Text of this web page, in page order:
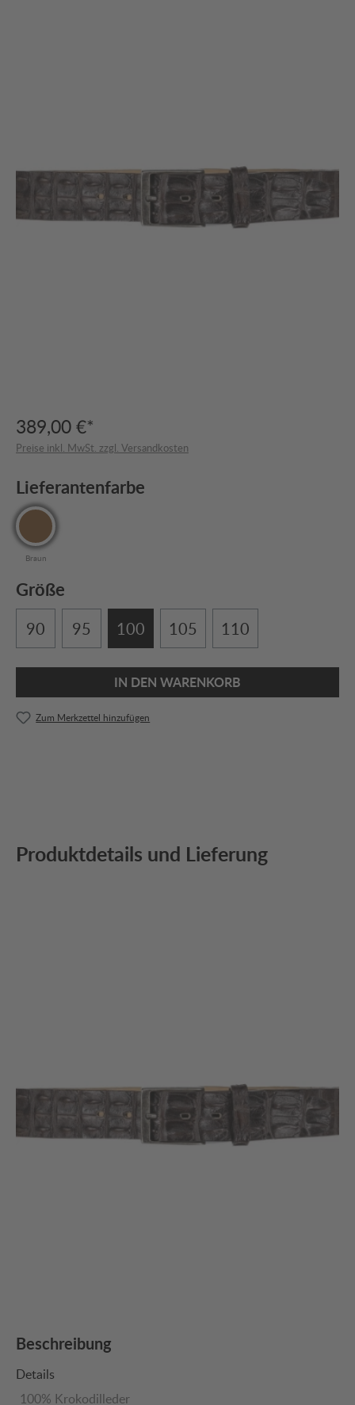
389,00 €*
Preise inkl. MwSt. zzgl. Versandkosten
Lieferantenfarbe
Braun
Größe
90 95 100 105 110
IN DEN WARENKORB
Zum Merkzettel hinzufügen
Produktdetails und Lieferung
Beschreibung
Details
100% Krokodilleder